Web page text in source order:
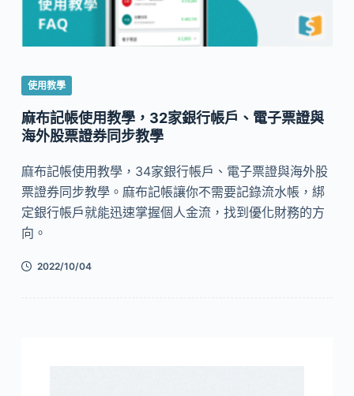
使用教學
麻布記帳使用教學，32家銀行帳戶、電子票證與
海外股票證券同步教學
麻布記帳使用教學，34家銀行帳戶、電子票證與海外股
票證券同步教學。麻布記帳讓你不需要記錄流水帳，綁
定銀行帳戶就能迅速掌握個人金流，找到優化財務的方
向。
2022/10/04